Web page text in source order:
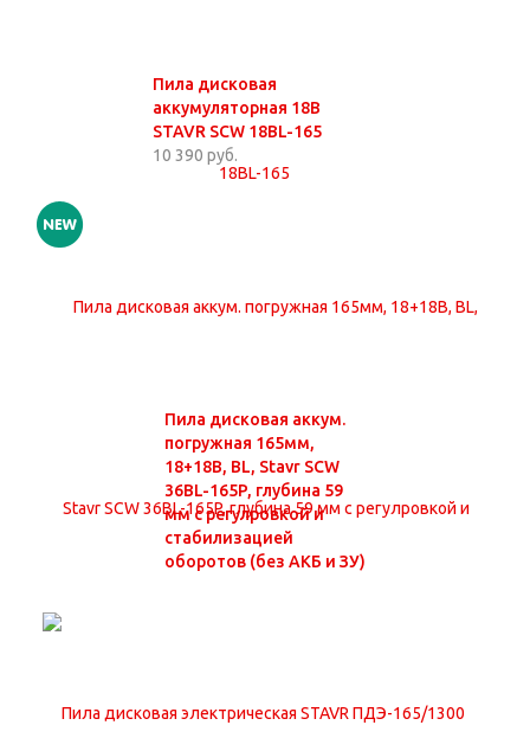
Пила дисковая
аккумуляторная 18В
STAVR SCW 18BL-165
10 390 руб.
Пила дисковая аккум.
погружная 165мм,
18+18В, BL, Stavr SCW
36BL-165P, глубина 59
мм с регулровкой и
стабилизацией
оборотов (без АКБ и ЗУ)